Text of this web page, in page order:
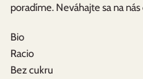
poradíme. Neváhajte sa na
Bio
Racio
Bez cukru